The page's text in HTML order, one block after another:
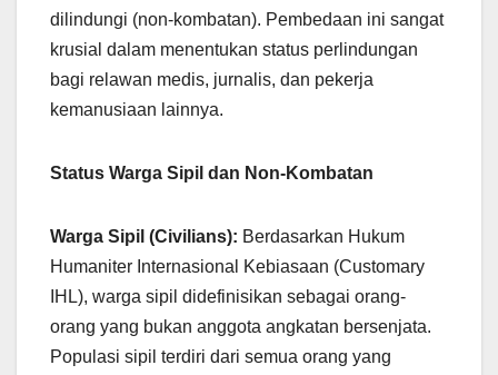
dilindungi (non-kombatan). Pembedaan ini sangat
krusial dalam menentukan status perlindungan
bagi relawan medis, jurnalis, dan pekerja
kemanusiaan lainnya.
Status Warga Sipil dan Non-Kombatan
Warga Sipil (Civilians): Berdasarkan Hukum
Humaniter Internasional Kebiasaan (Customary
IHL), warga sipil didefinisikan sebagai orang-
orang yang bukan anggota angkatan bersenjata.
Populasi sipil terdiri dari semua orang yang